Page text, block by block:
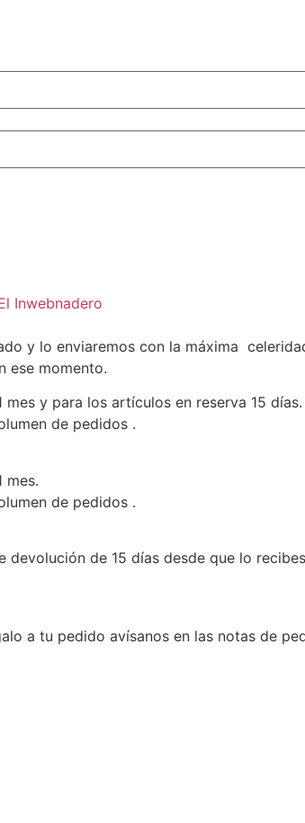
Inwebnadero
y lo enviaremos con la máxima
ese momento.
y para los artículos en reserva 15 días.
de pedidos .
mes.
de pedidos .
de 15 días desde que lo
a tu pedido avísanos en las notas de